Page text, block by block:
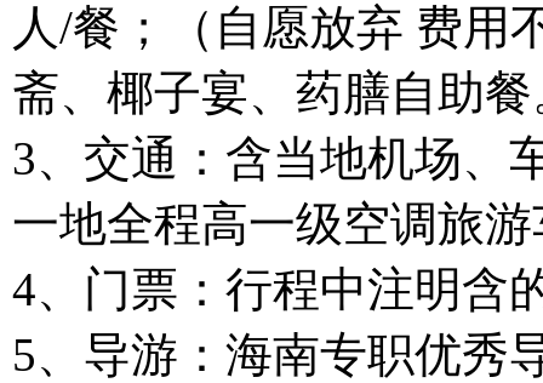
人/餐；（自愿放弃 费用
斋、椰子宴、药膳自助餐
3、交通：含当地机场、
一地全程高一级空调旅
4、门票：行程中注明含
5、导游：海南专职优秀